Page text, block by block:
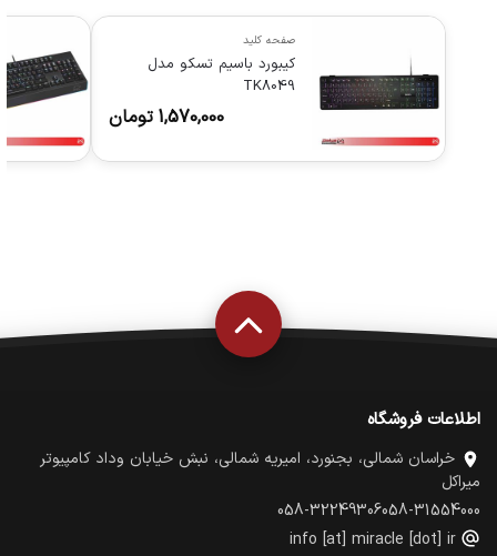
صفحه کلید
کیبورد باسیم تسکو مدل
TK8049
1,570,000 تومان
اطلاعات فروشگاه
خراسان شمالی، بجنورد، امیریه شمالی، نبش خیابان وداد کامپیوتر
میراکل
058-31554000
058-32249306
info [at] miracle [dot] ir